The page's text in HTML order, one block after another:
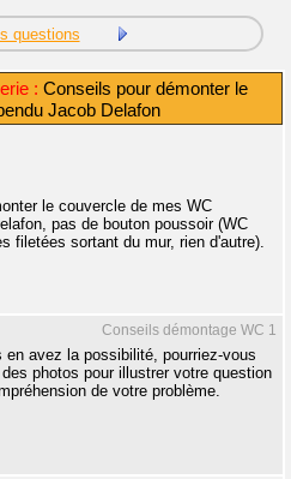
questions
: Conseils pour démonter le
Jacob Delafon
le couvercle de mes WC
pas de bouton poussoir (WC
filetées sortant du mur, rien d'autre).
Conseils démontage WC 1
en avez la possibilité, pourriez-vous
photos pour illustrer votre question
de votre problème.